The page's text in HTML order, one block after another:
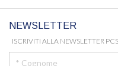
NEWSLETTER
ISCRIVITI ALLA NEWSLETTER